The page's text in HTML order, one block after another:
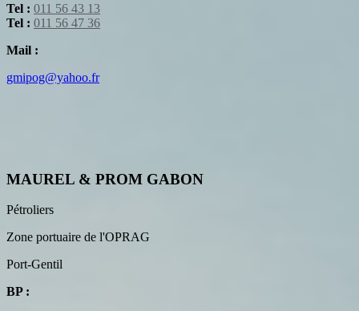
Tel : 011 56 43 13
Tel : 011 56 47 36
Mail :
gmipog@yahoo.fr
MAUREL & PROM GABON
Pétroliers
Zone portuaire de l'OPRAG
Port-Gentil
BP :